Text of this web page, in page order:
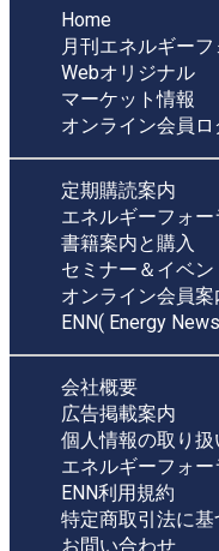
Home
月刊エネルギー
Webオリジナル
マーケット情報
オンライン会員ロ
定期購読案内
エネルギーフォ
書籍案内と購入
セミナー＆イベ
オンライン会員案
ENN( Energy
会社概要
広告掲載案内
個人情報の取り扱
エネルギーフォ
ENN利用規約
特定商取引法に
お問い合わせ